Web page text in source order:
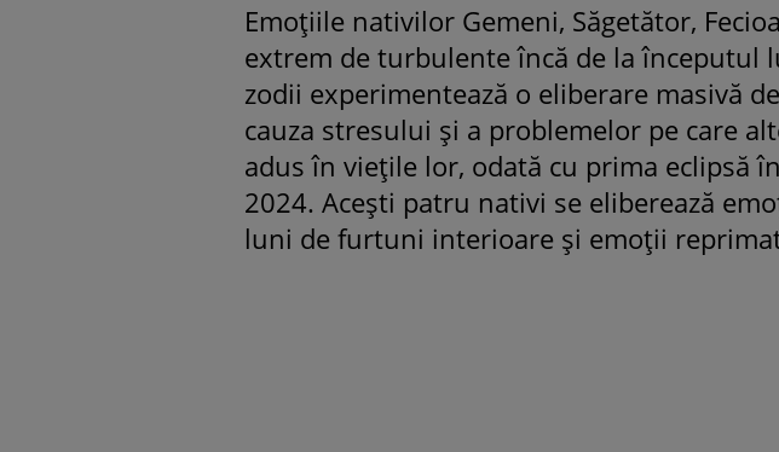
Emoțiile nativilor Gemeni, Săgetător,
extrem de turbulente încă de la începutul
zodii experimentează o eliberare masivă
cauza stresului și a problemelor pe care
adus în viețile lor, odată cu prima eclipsă
2024. Acești patru nativi se eliberează
luni de furtuni interioare și emoții